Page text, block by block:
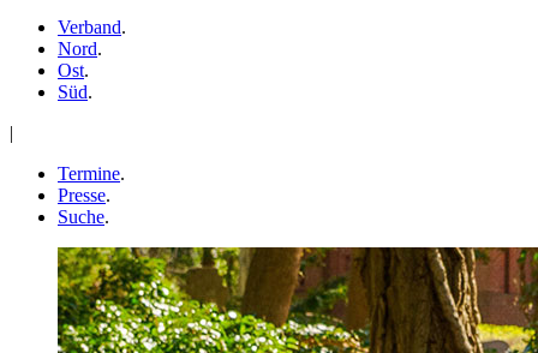
Verband.
Nord.
Ost.
Süd.
|
Termine.
Presse.
Suche.